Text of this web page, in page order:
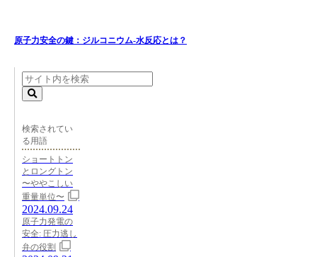
原子力安全の鍵：ジルコニウム-水反応とは？
検索されてい
る用語
ショートトン
とロングトン
〜ややこしい
重量単位〜
2024.09.24
原子力発電の
安全: 圧力逃し
弁の役割